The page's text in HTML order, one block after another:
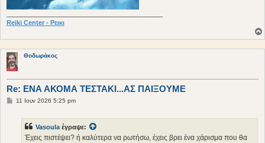
Reiki Center - Ρεικι
Θοδωράκος
Re: ΕΝΑ ΑΚΟΜΑ ΤΕΣΤΑΚΙ...ΑΣ ΠΑΙΞΟΥΜΕ
Δ11 Ιουν 2026 5:25 pm
Vasoula έγραψε:
Έχεις πιστέψει? ή καλύτερα να ρωτήσω, έχεις βρει ένα χάρισμα που θα